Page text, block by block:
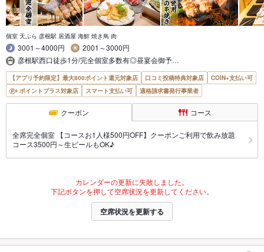
個室 天ぷら 彦根駅 居酒屋 海鮮 焼き鳥 肉
3001～4000円
2001～3000円
彦根駅西口徒歩1分/完全個室多数有◎昼宴会御予…
【アプリ予約限定】最大800ポイント還元対象店 口コミ投稿特典対象店
COIN+支払い可
ポイントプラス対象店
スマート支払い可 適格請求書発行事業者
クーポン コース
全席完全個室 【コースお1人様500円OFF】クーポンご利用で飲み放題
コース3500円～生ビールもOK♪
カレンダーの更新に失敗しました。
下記ボタンを押して空席状況を更新してください。
空席状況を更新する